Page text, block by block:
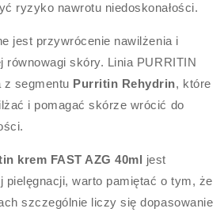
ryzyko nawrotu niedoskonałości.
jest przywrócenie nawilżenia i
równowagi skóry. Linia PURRITIN
z segmentu Purritin Rehydrin, które
i pomagać skórze wrócić do
krem FAST AZG 40ml jest
pielęgnacji, warto pamiętać o tym, że
szczególnie liczy się dopasowanie